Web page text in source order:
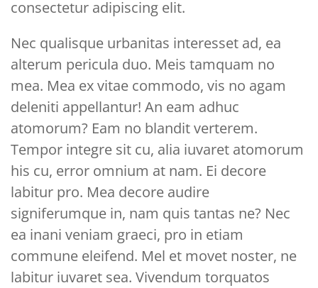
consectetur adipiscing elit.
Nec qualisque urbanitas interesset ad, ea
alterum pericula duo. Meis tamquam no
mea. Mea ex vitae commodo, vis no agam
deleniti appellantur! An eam adhuc
atomorum? Eam no blandit verterem.
Tempor integre sit cu, alia iuvaret atomorum
his cu, error omnium at nam. Ei decore
labitur pro. Mea decore audire
signiferumque in, nam quis tantas ne? Nec
ea inani veniam graeci, pro in etiam
commune eleifend. Mel et movet noster, ne
labitur iuvaret sea. Vivendum torquatos